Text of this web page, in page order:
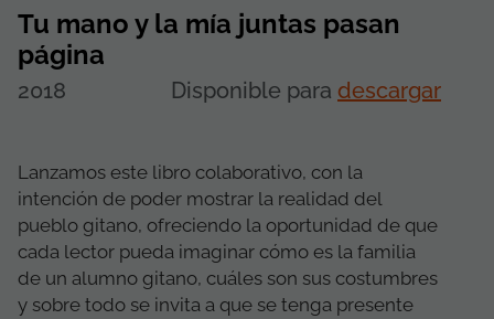
Tu mano y la mía juntas pasan
página
2018 Disponible para descargar
Lanzamos este libro colaborativo, con la
intención de poder mostrar la realidad del
pueblo gitano, ofreciendo la oportunidad de que
cada lector pueda imaginar cómo es la familia
de un alumno gitano, cuáles son sus costumbres
y sobre todo se invita a que se tenga presente